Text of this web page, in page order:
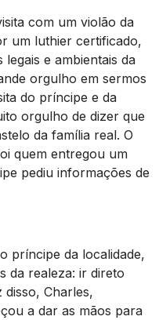
com um violão da
um luthier certificado,
e ambientais da
orgulho em sermos
do príncipe e da
orgulho de dizer que
da família real. O
quem entregou um
pediu informações de
príncipe da localidade,
da realeza: ir direto
Charles,
a dar as mãos para